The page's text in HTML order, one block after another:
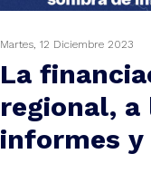
Martes, 12 Diciembre 2023
La
regional, a
informes y